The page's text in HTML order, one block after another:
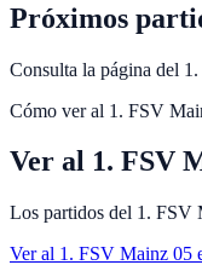
Próximos
Consulta la página del
Cómo ver al 1. FSV
Ver al 1. FSV
Los partidos del 1. FSV
Ver al 1. FSV Mainz 05